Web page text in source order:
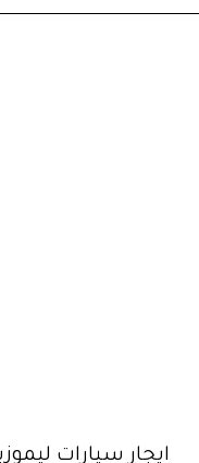
ايجار سيارات